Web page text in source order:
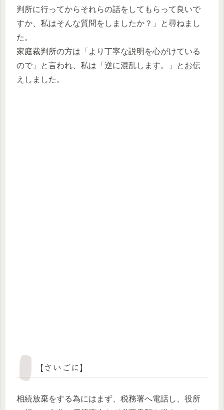
判所に行ってからそれらの話をしてもらって良いで
すか、私はそんな質問をしましたか？」と尋ねまし
た。
家庭裁判所の方は「より丁寧な説明を心がけている
ので」と言われ、私は「逆に混乱します。」とお伝
えしました。
【さいごに】
相続放棄をする為にはまず、税務署へ電話し、役所